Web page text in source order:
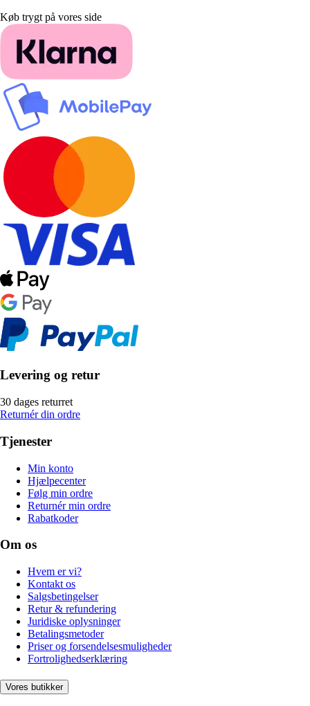
Køb trygt på vores side
Levering og retur
30 dages returret
Returnér din ordre
Tjenester
Min konto
Hjælpecenter
Følg min ordre
Returnér min ordre
Rabatkoder
Om os
Hvem er vi?
Kontakt os
Salgsbetingelser
Retur & refundering
Juridiske oplysninger
Betalingsmetoder
Priser og forsendelsesmuligheder
Fortrolighedserklæring
Vores butikker